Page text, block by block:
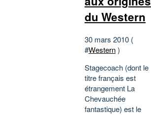
du Western
30 mars 2010 (
#Western)
Stagecoach (dont le
titre français est
étrangement La
Chevauchée
fantastique) est le